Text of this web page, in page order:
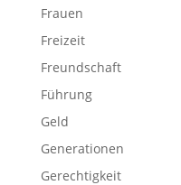
Frauen
Freizeit
Freundschaft
Führung
Geld
Generationen
Gerechtigkeit